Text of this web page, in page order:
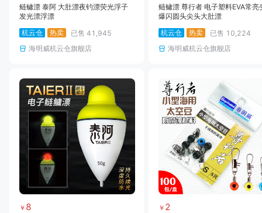
鲢鳙漂 泰阿 大肚漂夜钓漂荧光浮子
发光漂浮漂
杭云仓
热卖 已售 41,945
海明威杭云仓旗舰店
鲢鳙漂 尊行者 电子塑料EVA常亮
爆闪圆头尖头大肚漂
杭云仓
热卖 已售 10,224
海明威杭云仓旗舰店
￥ 8 ￥ 2